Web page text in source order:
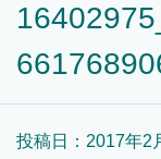
投稿日： 2017年2